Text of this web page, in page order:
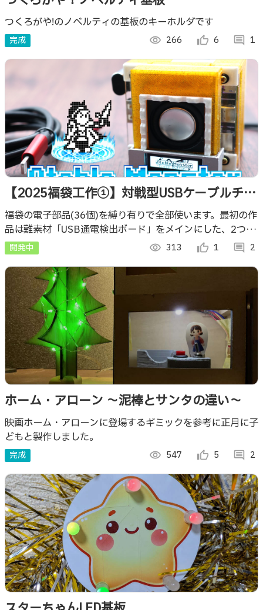
つくろがや!のノベルティの基板のキーホルダです
完成 visibility 266 thumb_up_alt 6 comment 1
【2025福袋工作①】対戦型USBケーブルチェ
ッカー ～オトブルモンスター Ver.α～
福袋の電子部品(36個)を縛り有りで全部使います。最初の作
品は難素材「USB通電検出ボード」をメインにした、2つの
USBケーブルの性能をチェックしてモンスターを出現さ
せ、対戦ができるガジェットです。
開発中 visibility 313 thumb_up_alt 1 comment 2
ホーム・アローン ～泥棒とサンタの違い～
映画ホーム・アローンに登場するギミックを参考に正月に子
どもと製作しました。
完成 visibility 547 thumb_up_alt 5 comment 2